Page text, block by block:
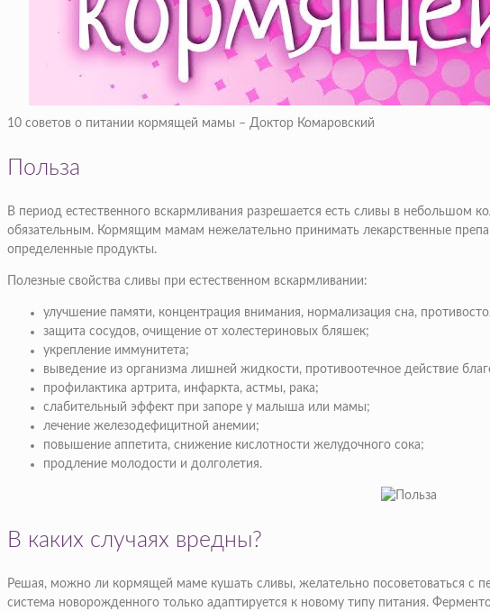
10 советов о питании кормящей мамы – Доктор Комаровский
Польза
В период естественного вскармливания разрешается есть сливы в небольшом
обязательным. Кормящим мамам нежелательно принимать лекарственные
определенные продукты.
Полезные свойства сливы при естественном вскармливании:
улучшение памяти, концентрация внимания, нормализация сна,
защита сосудов, очищение от холестериновых бляшек;
укрепление иммунитета;
выведение из организма лишней жидкости, противоотечное действие
профилактика артрита, инфаркта, астмы, рака;
слабительный эффект при запоре у малыша или мамы;
лечение железодефицитной анемии;
повышение аппетита, снижение кислотности желудочного сока;
продление молодости и долголетия.
В каких случаях вредны?
Решая, можно ли кормящей маме кушать сливы, желательно посоветоваться с
система новорожденного только адаптируется к новому типу питания.